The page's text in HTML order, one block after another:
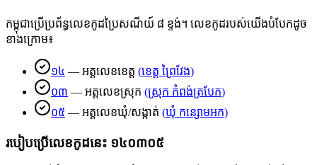
កម្ពុជាប្រើប្រព័ន្ធលេខកូដប្រៃសណីយ៍ ៨ ខ្ទង់។ លេខកូដរបស់យើងបំបែកដូច
ខាងក្រោម៖
១៤ — អត្តលេខខេត្ត (ខេត្ត ព្រៃវែង)
០៣ — អត្តលេខស្រុក (ស្រុក កំពង់ត្របែក)
០៥ — អត្តលេខឃុំ/សង្កាត់ (ឃុំ កន្សោមអក)
របៀបប្រើលេខកូដនេះ ១៤០៣០៥